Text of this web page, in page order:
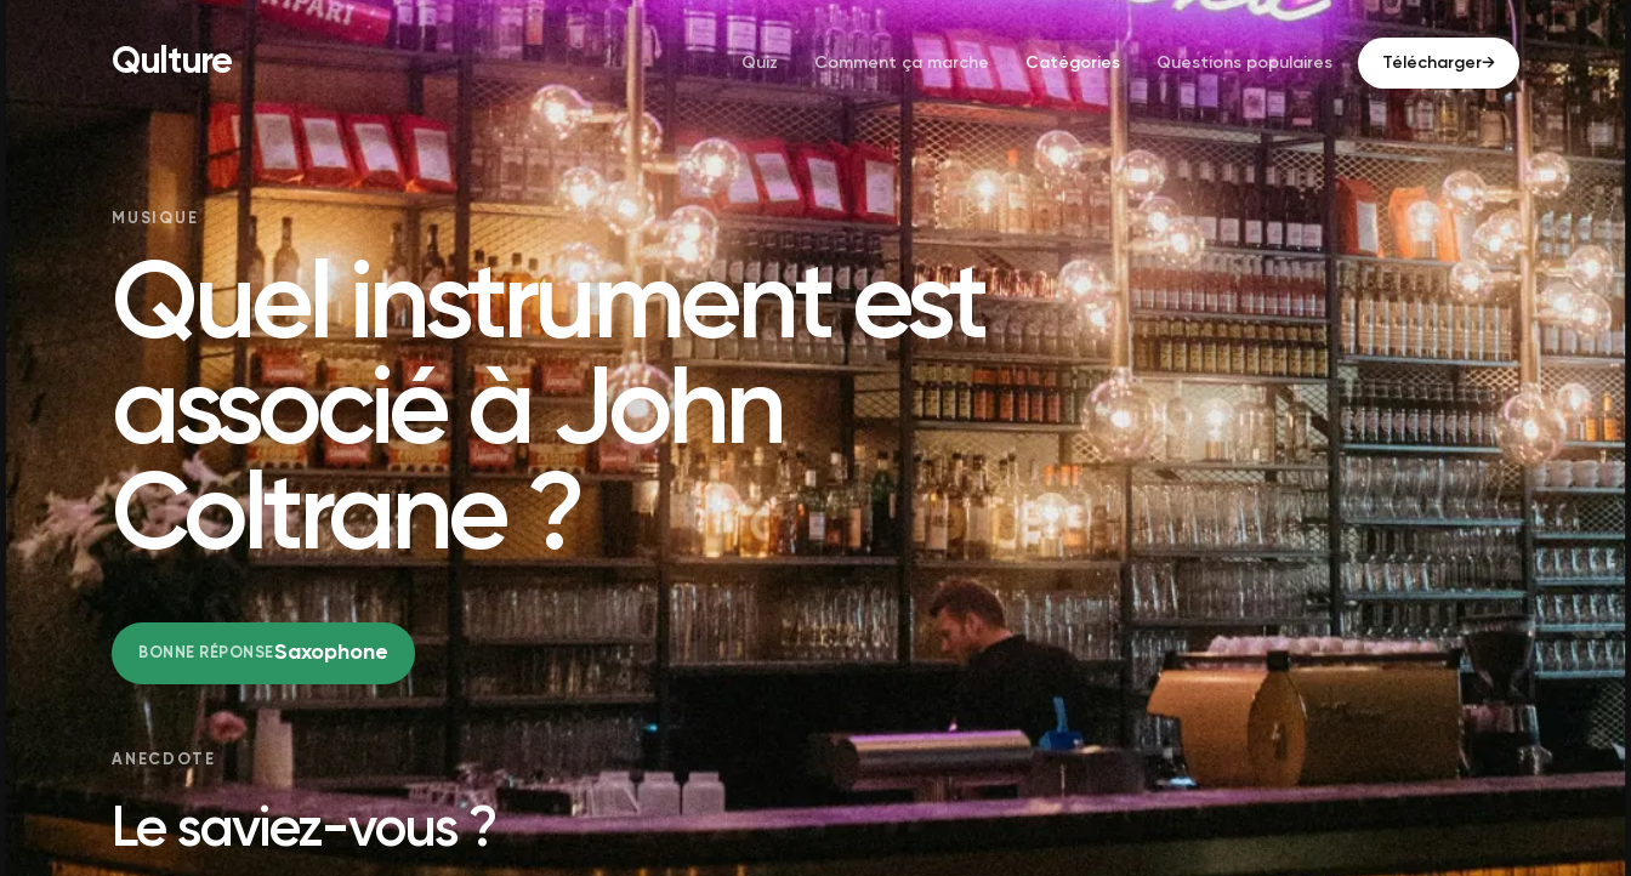
Qulture Quiz Comment ça marche Catégories Questions populaires Télécharger→
MUSIQUE
Quel instrument est
associé à John
Coltrane ?
BONNE RÉPONSESaxophone
ANECDOTE
Le saviez-vous ?